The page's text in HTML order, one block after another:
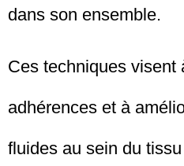
dans son ensemble.
Ces techniques visent
adhérences et à
fluides au sein du